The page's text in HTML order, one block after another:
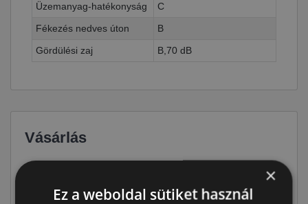
Üzemanyag-hatékonyság
C
Fékezés nedves úton
B
Gördülési zaj
B,70 dB
Vásárlás
38 090 Ft
×
Ez a weboldal sütiket használ